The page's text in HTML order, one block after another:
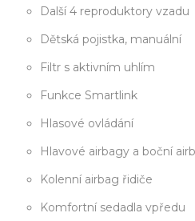
Další 4 reproduktory vzadu
Dětská pojistka, manuální
Filtr s aktivním uhlím
Funkce Smartlink
Hlasové ovládání
Hlavové airbagy a boční
Kolenní airbag řidiče
Komfortní sedadla vpředu